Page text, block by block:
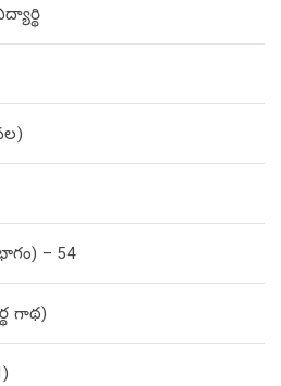
– 54
గాథ)